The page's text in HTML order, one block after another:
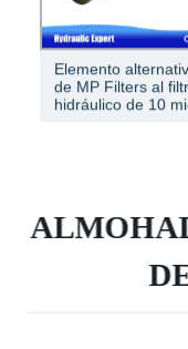
Elemento
de MP Filters al
hidráulico de 10